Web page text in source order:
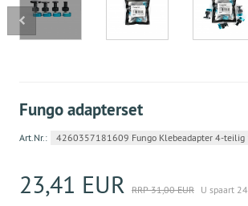
Fungo adapterset
Art.Nr.: 4260357181609 Fungo Klebeadapter 4-
23,41 EUR RRP 31,00 EUR U spaart